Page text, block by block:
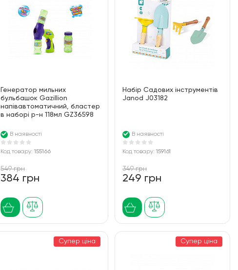
Генератор мильних
бульбашок Gazillion
напівавтоматичний, бластер
в наборі р-н 118мл GZ36598
В наявності
Код товару: 155166
549 грн
384 грн
Набір Садових інструментів
Janod J03182
В наявності
Код товару: 159161
349 грн
249 грн
Супер ціна Супер ціна